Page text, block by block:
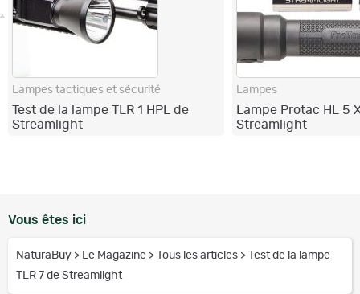
Lampes tactiques et sécurité
Test de la lampe TLR 1 HPL de
Streamlight
Lampes
Lampe Protac HL 5
Streamlight
Vous êtes ici
NaturaBuy > Le Magazine > Tous les articles >
Test de la lampe
TLR 7 de Streamlight